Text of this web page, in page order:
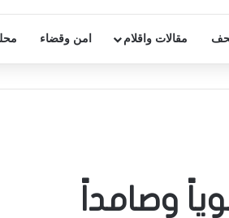
مقالات واقلام امن وقضاء
وصامداً